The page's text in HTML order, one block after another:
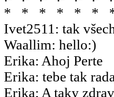
Ivet2511 : tak
Waallim: hello:)
Erika: Ahoj Perte
Erika: tebe tak
Erika: A taky